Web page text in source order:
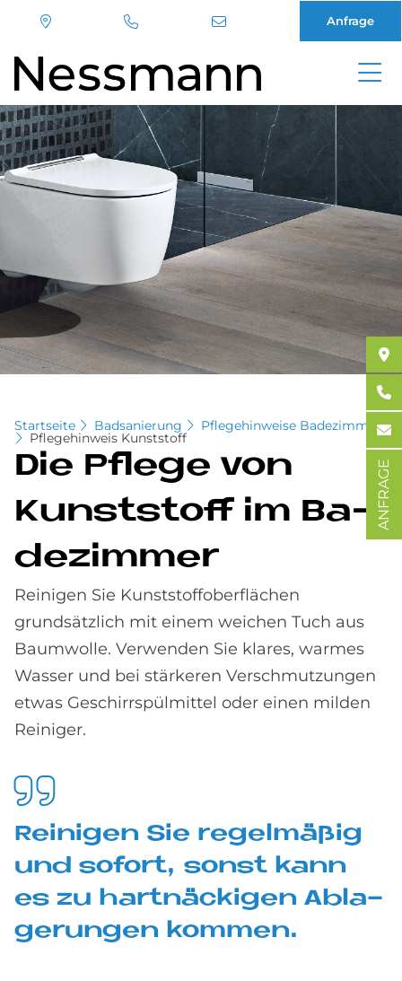
Direkt
zum
Inhalt
Anfrage
Startseite Badsanierung Pflegehinweise Badezimmer
Pflegehinweis Kunststoff
Die Pfle­ge von
Kunst­stoff im Ba­
de­zim­mer
Reinigen Sie Kunststoffoberflächen
grundsätzlich mit einem weichen Tuch aus
Baumwolle. Verwenden Sie klares, warmes
Wasser und bei stärkeren Verschmutzungen
etwas Geschirrspülmittel oder einen milden
Reiniger.
Rei­ni­gen Sie re­gel­mä­ßig
und so­fort, sonst kann
es zu hart­näcki­gen Ab­la­
ge­run­gen kom­men.
ANFRAGE